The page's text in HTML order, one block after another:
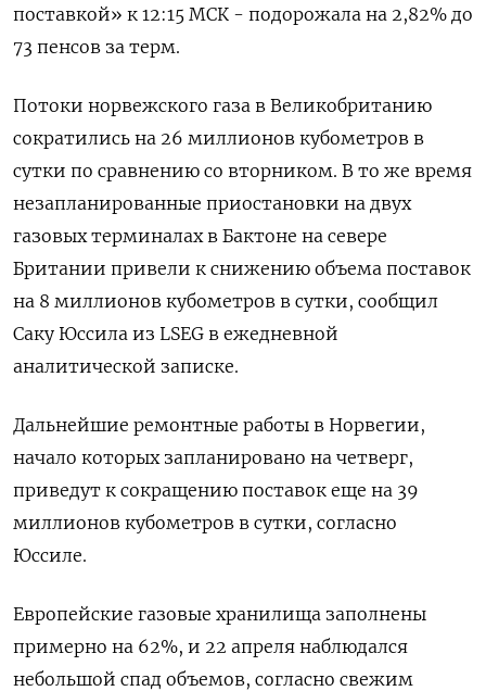
поставкой» к 12:15 МСК - подорожала на 2,82% до
73 пенсов за терм.
Потоки норвежского газа в Великобританию
сократились на 26 миллионов кубометров в
сутки по сравнению со вторником. В то же время
незапланированные приостановки на двух
газовых терминалах в Бактоне на севере
Британии привели к снижению объема поставок
на 8 миллионов кубометров в сутки, сообщил
Саку Юссила из LSEG в ежедневной
аналитической записке.
Дальнейшие ремонтные работы в Норвегии,
начало которых запланировано на четверг,
приведут к сокращению поставок еще на 39
миллионов кубометров в сутки, согласно
Юссиле.
Европейские газовые хранилища заполнены
примерно на 62%, и 22 апреля наблюдался
небольшой спад объемов, согласно свежим